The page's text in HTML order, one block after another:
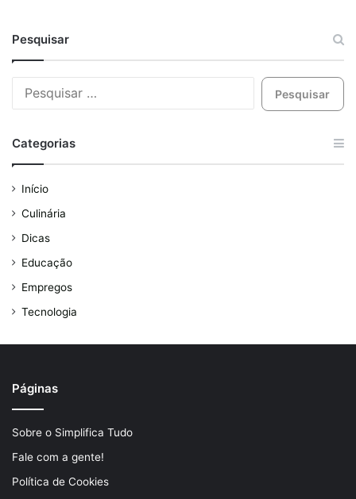
Pesquisar
Categorias
Início
Culinária
Dicas
Educação
Empregos
Tecnologia
Páginas
Sobre o Simplifica Tudo
Fale com a gente!
Política de Cookies